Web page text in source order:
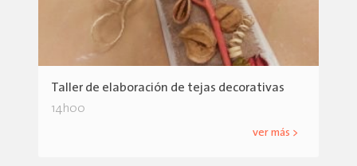
Taller de elaboración de tejas decorativas
14h00
ver más >